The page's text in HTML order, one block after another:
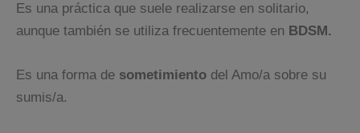
Es una práctica que suele realizarse en solitario,
aunque también se utiliza frecuentemente en BDSM.
Es una forma de sometimiento del Amo/a sobre su
sumis/a.